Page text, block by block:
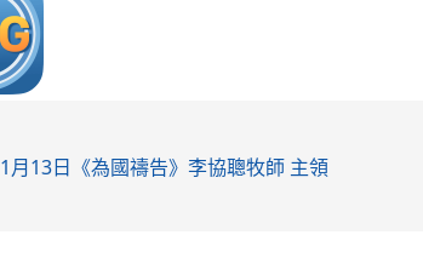
1月13日《為國禱告》李協聰牧師 主領